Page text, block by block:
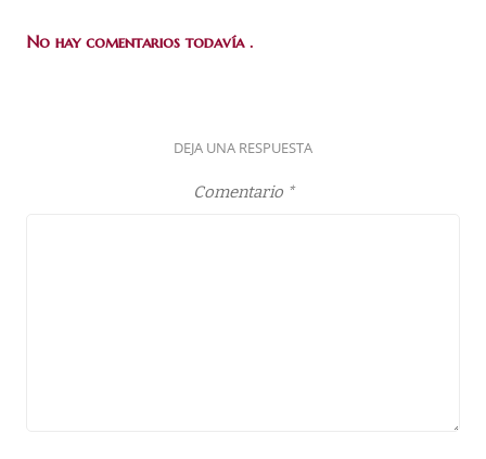
No hay comentarios todavía .
DEJA UNA RESPUESTA
Comentario *